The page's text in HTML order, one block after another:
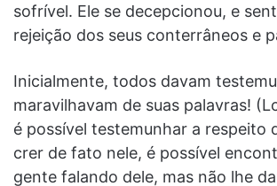
sofrível. Ele se decepcionou, e
rejeição dos seus conterrâneos e
Inicialmente, todos davam
maravilhavam de suas palavras!
é possível testemunhar a respeito
crer de fato nele, é possível
gente falando dele, mas não lhe